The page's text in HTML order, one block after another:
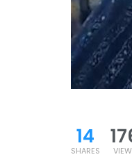
14
SHARES